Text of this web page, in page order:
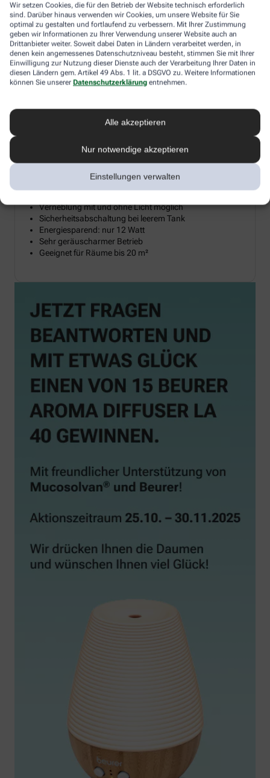
Wir setzen Cookies, die für den Betrieb der Website technisch erforderlich
sind. Darüber hinaus verwenden wir Cookies, um unsere Website für Sie
optimal zu gestalten und fortlaufend zu verbessern. Mit Ihrer Zustimmung
geben wir Informationen zu Ihrer Verwendung unserer Website auch an
Drittanbieter weiter. Soweit dabei Daten in Ländern verarbeitet werden, in
denen kein angemessenes Datenschutzniveau besteht, stimmen Sie mit Ihrer
Einwilligung zur Nutzung dieser Dienste auch der Verarbeitung Ihrer Daten in
diesen Ländern gem. Artikel 49 Abs. 1 lit. a DSGVO zu. Weitere Informationen
können Sie unserer Datenschutzerklärung entnehmen.
Alle akzeptieren
Nur notwendige akzeptieren
Einstellungen verwalten
Wohlfühloase erschaffen können. Ein Diffusor verwandelt
ätherische Öle in eine sanfte Duftwolke, die Reizhusten lindert, die
Raumluft befeuchtet und so gerade im Winter trockener
Heizungsluft entgegenwirkt. Machen Sie mit und holen Sie sich
mit etwas Glück die wohltuende Kraft der Aromen und Öle direkt
ins Wohnzimmer.
Timerfunktion bis 20 m²
Mikrofeine Zerstäubung mit Ultraschall
Wellnesslicht mit Farbwechsel für eine angenehme
Zur Raumbeduftung mit Aromaölen geeignet
Verneblung mit und ohne Licht möglich
Sicherheitsabschaltung bei leerem Tank
Energiesparend: nur 12 Watt
Sehr geräuscharmer Betrieb
Geeignet für Räume bis 20 m²